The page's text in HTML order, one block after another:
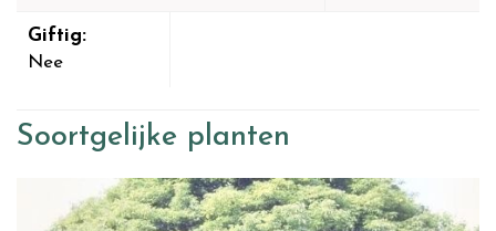
Giftig:
Nee
Soortgelijke planten